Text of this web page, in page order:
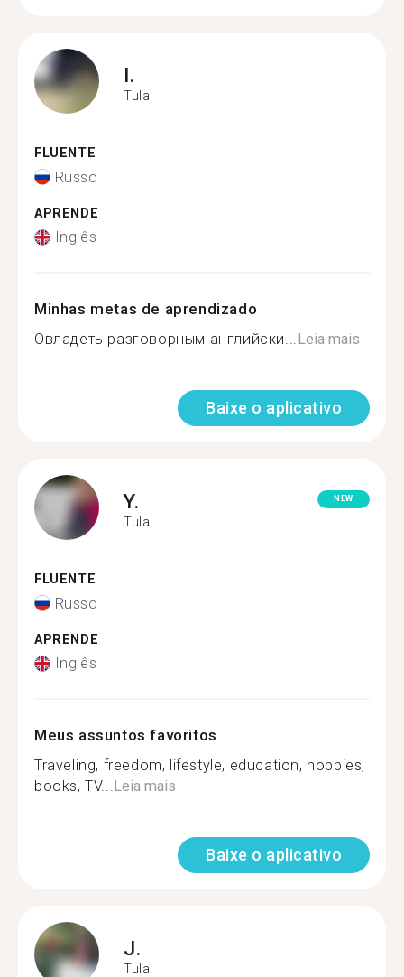
I.
Tula
FLUENTE
Russo
APRENDE
Inglês
Minhas metas de aprendizado
Овладеть разговорным английски...Leia mais
Baixe o aplicativo
Y.
Tula
NEW
FLUENTE
Russo
APRENDE
Inglês
Meus assuntos favoritos
Traveling, freedom, lifestyle, education, hobbies,
books, TV...Leia mais
Baixe o aplicativo
J.
Tula